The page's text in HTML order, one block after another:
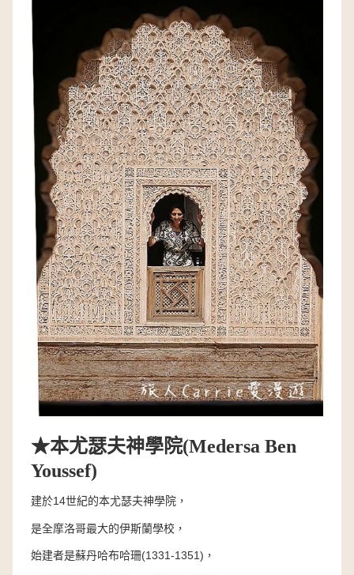
★本尤瑟夫神學院(Medersa Ben
Youssef)
建於14世紀的本尤瑟夫神學院，
是全摩洛哥最大的伊斯蘭學校，
始建者是蘇丹哈布哈珊(1331-1351)，